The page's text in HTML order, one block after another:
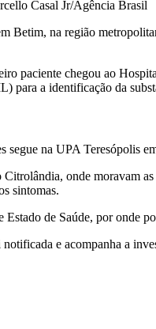
Casal Jr/Agência Brasil
Betim, na região
paciente chegou ao
para a identificação da
na UPA Teresópolis
onde moravam
sintomas.
de Saúde, por onde
e acompanha a